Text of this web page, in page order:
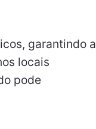
garantindo a
locais
pode